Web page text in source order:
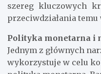
szereg kluczowych
przeciwdziałania temu
Polityka monetarna i
Jednym z głównych
wykorzystuje w celu